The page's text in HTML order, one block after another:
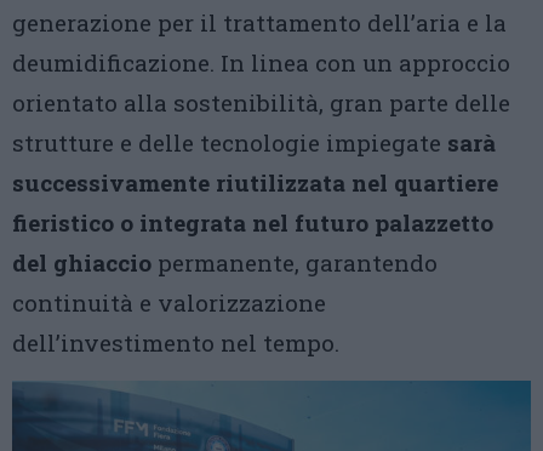
generazione per il trattamento dell’aria e la
deumidificazione. In linea con un approccio
orientato alla sostenibilità, gran parte delle
strutture e delle tecnologie impiegate sarà
successivamente riutilizzata nel quartiere
fieristico o integrata nel futuro palazzetto
del ghiaccio permanente, garantendo
continuità e valorizzazione
dell’investimento nel tempo.